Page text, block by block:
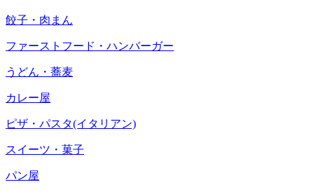
餃子・肉まん
ファーストフード・ハンバーガー
うどん・蕎麦
カレー屋
ピザ・パスタ(イタリアン)
スイーツ・菓子
パン屋